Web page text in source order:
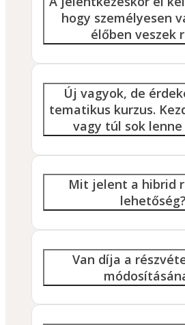
hogy személyesen
élőben veszek
Új vagyok, de
tematikus kurzus.
vagy túl sok lenne
Mit jelent a hibrid
lehetőség?
Van díja a